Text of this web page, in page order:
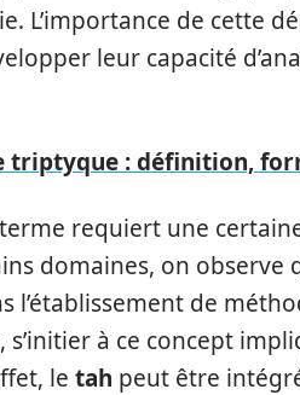
L’importance de cette
leur capacité
triptyque : définition,
requiert une
domaines, on observe
de
à ce concept
le tah peut être